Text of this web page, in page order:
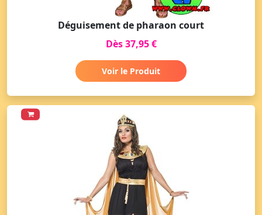
Déguisement de pharaon court
Dès 37,95 €
Voir le Produit